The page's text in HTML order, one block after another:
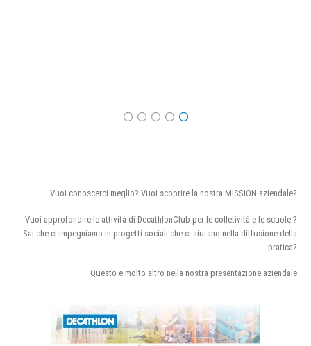
Vuoi conoscerci meglio? Vuoi scoprire la nostra MISSION aziendale?
Vuoi approfondire le attività di DecathlonClub per le colletività e le scuole ?
Sai che ci impegniamo in progetti sociali che ci aiutano nella diffusione della
pratica?
Questo e molto altro nella nostra presentazione aziendale